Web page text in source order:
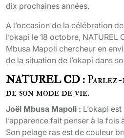
dix prochaines années.
A l’occasion de la célébration
l’okapi le 18 octobre, NATUREL
Mbusa Mapoli chercheur en
de la situation de l’okapi dans
NATUREL CD :Parlez-
de son mode de vie.
Joël Mbusa Mapoli : L’okapi
l’apparence fait penser à la fois
Son pelage ras est de couleur